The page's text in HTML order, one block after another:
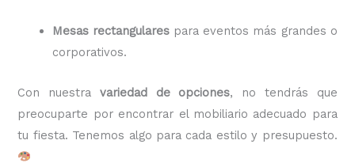
Mesas rectangulares para eventos más grandes o
corporativos.
Con nuestra variedad de opciones, no tendrás que
preocuparte por encontrar el mobiliario adecuado para
tu fiesta. Tenemos algo para cada estilo y presupuesto.